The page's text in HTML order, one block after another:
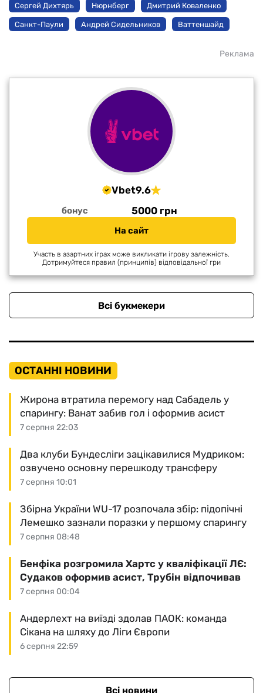
Сергей Дихтярь Нюрнберг Дмитрий Коваленко
Санкт-Паули Андрей Сидельников Ваттеншайд
Реклама
Vbet9.6
бонус 5000 грн
На сайт
Участь в азартних іграх може викликати ігрову залежність.
Дотримуйтеся правил (принципів) відповідальної гри
Всі букмекери
ОСТАННІ НОВИНИ
7 серпня 22:03
Жирона втратила перемогу над Сабадель у
спарингу: Ванат забив гол і оформив асист
7 серпня 10:01
Два клуби Бундесліги зацікавилися Мудриком:
озвучено основну перешкоду трансферу
7 серпня 08:48
Збірна України WU-17 розпочала збір: підопічні
Лемешко зазнали поразки у першому спарингу
7 серпня 00:04
Бенфіка розгромила Хартс у кваліфікації ЛЄ:
Судаков оформив асист, Трубін відпочивав
6 серпня 22:59
Андерлехт на виїзді здолав ПАОК: команда
Сікана на шляху до Ліги Європи
Всі новини